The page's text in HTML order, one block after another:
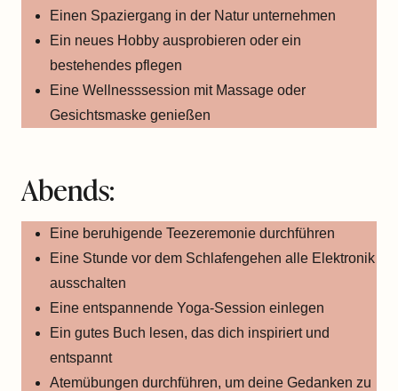
Einen Spaziergang in der Natur unternehmen
Ein neues Hobby ausprobieren oder ein
bestehendes pflegen
Eine Wellnesssession mit Massage oder
Gesichtsmaske genießen
Abends:
Eine beruhigende Teezeremonie durchführen
Eine Stunde vor dem Schlafengehen alle Elektronik
ausschalten
Eine entspannende Yoga-Session einlegen
Ein gutes Buch lesen, das dich inspiriert und
entspannt
Atemübungen durchführen, um deine Gedanken zu